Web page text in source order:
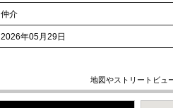
仲介
2026年05月29日
地図やストリートビュ